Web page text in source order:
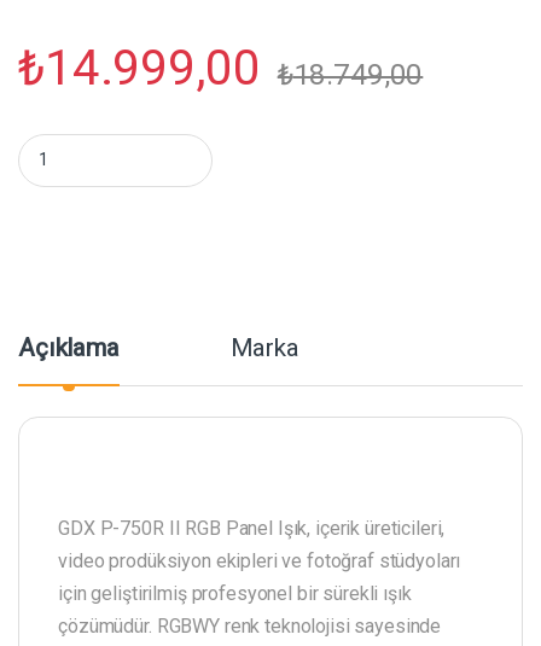
₺14.999,00 ₺18.749,00
GDX P750R II RGB LED Video Işığı Tekli Set miktar
Açıklama Marka
GDX P-750R II RGB Panel Işık, içerik üreticileri,
video prodüksiyon ekipleri ve fotoğraf stüdyoları
için geliştirilmiş profesyonel bir sürekli ışık
çözümüdür. RGBWY renk teknolojisi sayesinde